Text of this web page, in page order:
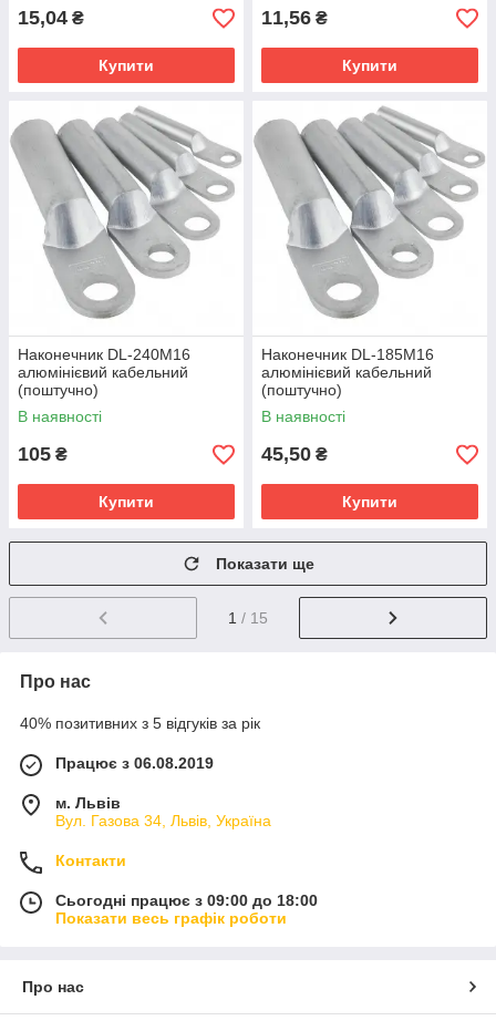
15,04 ₴
Купити
11,56 ₴
Купити
Наконечник DL-240M16
алюмінієвий кабельний
(поштучно)
В наявності
105 ₴
Купити
Наконечник DL-185M16
алюмінієвий кабельний
(поштучно)
В наявності
45,50 ₴
Купити
Показати ще
1 / 15
Про нас
40% позитивних з 5 відгуків за рік
Працює з 06.08.2019
м. Львів
Вул. Газова 34, Львів, Україна
Контакти
Сьогодні працює з 09:00 до 18:00
Показати весь графік роботи
Про нас